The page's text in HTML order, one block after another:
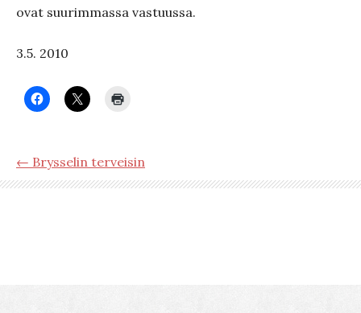
ovat suurimmassa vastuussa.
3.5. 2010
← Brysselin terveisin